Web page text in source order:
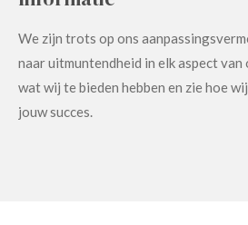
We zijn trots op ons
naar uitmuntendheid in elk aspect van
wat wij te bieden hebben en zie hoe
jouw succes.